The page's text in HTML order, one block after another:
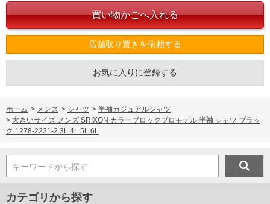
店舗取り置きを依頼する
お気に入りに登録する
ホーム > メンズ > シャツ > 半袖カジュアルシャツ
> 大きいサイズ メンズ SRIXON カラーブロックプロモデル 半袖 シャツ ブラッ
ク 1278-2221-2 3L 4L 5L 6L
キーワードから探す
カテゴリから探す